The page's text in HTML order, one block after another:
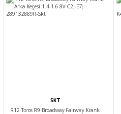
SKT
R12 Toros R9 Broadway Fairway Krank